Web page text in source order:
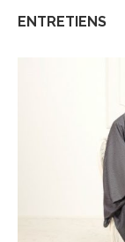
ENTRETIENS